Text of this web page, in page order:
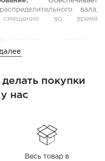
вала,
смещение во время
что упрощает процесс
долгий срок службы
покупки
нас
Весь товар в